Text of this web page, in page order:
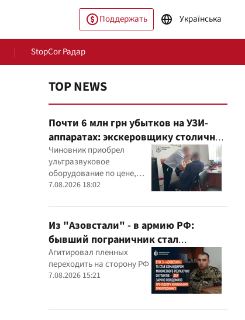
Поддержать Українська
StopCor Радар
Мир
TOP NEWS
Почти 6 млн грн убытков на УЗИ-
аппаратах: экскеровщику столичной
больницы объявили подозрение
Чиновник приобрел
ультразвуковое
оборудование по цене,
которая, как установили
значительно выше
рыночной
7.08.2026 18:02
Из "Азовстали" - в армию РФ:
бывший пограничник стал
командиром минометного расчета
оккупантов
Агитировал пленных
переходить на сторону РФ
7.08.2026 15:21